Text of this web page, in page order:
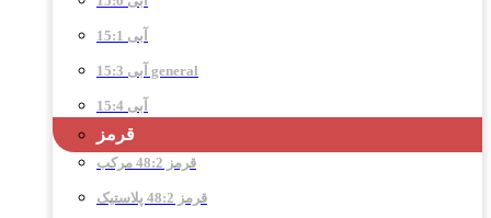
آبی 15:1
آبی 15:3 general
آبی 15:4
قرمز
قرمز 48:2 مرکب
قرمز 48:2 پلاستیک